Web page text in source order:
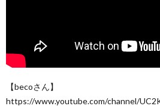
【becoさん】
https://www.youtube.com/channel/